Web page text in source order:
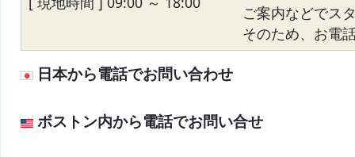
ご案内などでス
そのため、お電
日本から電話でお問い合わせ
ボストン内から電話でお問い合せ